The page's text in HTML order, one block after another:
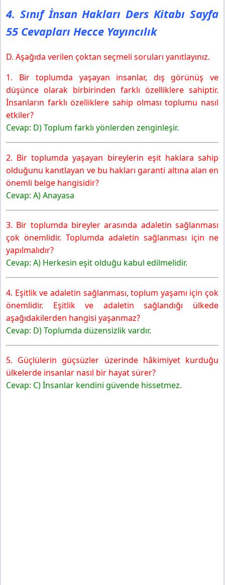
4. Sınıf İnsan Hakları Ders Kitabı Sayfa
55 Cevapları Hecce Yayıncılık
D. Aşağıda verilen çoktan seçmeli soruları yanıtlayınız.
1. Bir toplumda yaşayan insanlar, dış görünüş ve
düşünce olarak birbirinden farklı özelliklere sahiptir.
İnsanların farklı özelliklere sahip olması toplumu nasıl
etkiler?
Cevap: D) Toplum farklı yönlerden zenginleşir.
2. Bir toplumda yaşayan bireylerin eşit haklara sahip
olduğunu kanıtlayan ve bu hakları garanti altına alan en
önemli belge hangisidir?
Cevap: A) Anayasa
3. Bir toplumda bireyler arasında adaletin sağlanması
çok önemlidir. Toplumda adaletin sağlanması için ne
yapılmalıdır?
Cevap: A) Herkesin eşit olduğu kabul edilmelidir.
4. Eşitlik ve adaletin sağlanması, toplum yaşamı için çok
önemlidir. Eşitlik ve adaletin sağlandığı ülkede
aşağıdakilerden hangisi yaşanmaz?
Cevap: D) Toplumda düzensizlik vardır.
5. Güçlülerin güçsüzler üzerinde hâkimiyet kurduğu
ülkelerde insanlar nasıl bir hayat sürer?
Cevap: C) İnsanlar kendini güvende hissetmez.